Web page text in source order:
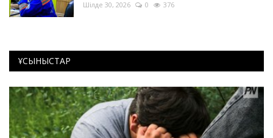
Шілде 30, 2026 0 376
ҰСЫНЫСТАР